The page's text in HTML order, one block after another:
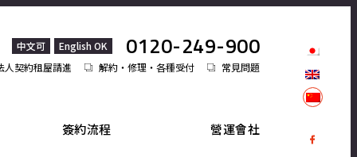
中文可 English OK 0120-249-900
人契約租屋請進 解約・修理・各種受付 常見問題
簽約流程 營運會社